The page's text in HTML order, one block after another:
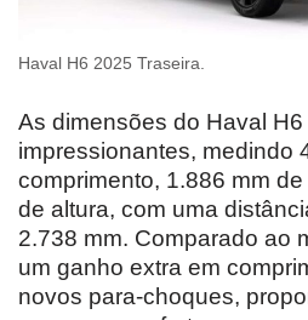
Haval H6 2025 Traseira.
As dimensões do Haval
impressionantes, medindo
comprimento, 1.886 mm
de altura, com uma
2.738 mm. Comparado ao
um ganho extra em
novos para-choques,